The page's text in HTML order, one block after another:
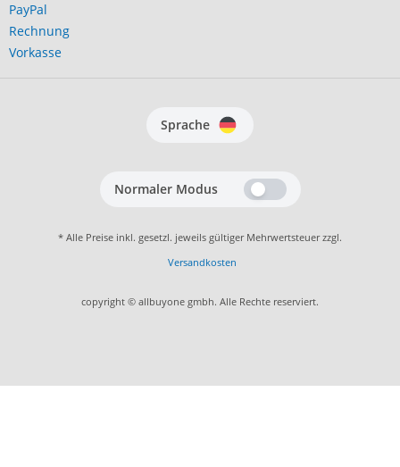
PayPal
Rechnung
Vorkasse
Sprache
Normaler Modus
* Alle Preise inkl. gesetzl. jeweils gültiger Mehrwertsteuer zzgl.
Versandkosten
copyright © allbuyone gmbh. Alle Rechte reserviert.